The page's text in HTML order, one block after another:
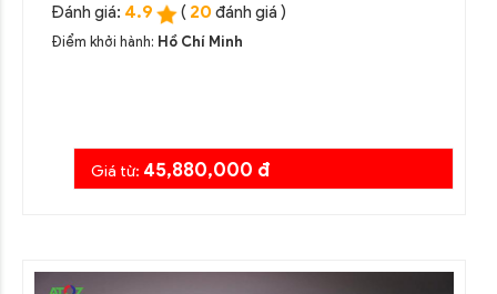
Đánh giá: 4.9 ( 20 đánh giá )
Điểm khởi hành: Hồ Chí Minh
Giá từ: 45,880,000 đ